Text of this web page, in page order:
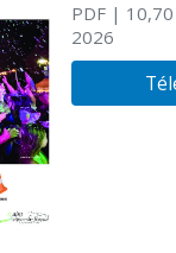
PDF| 10,70
2026